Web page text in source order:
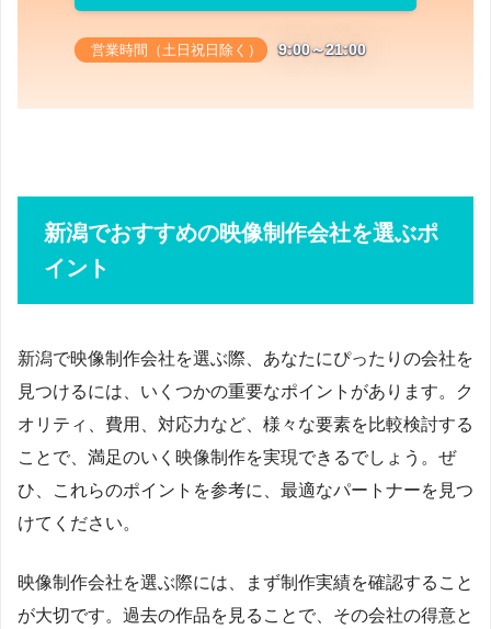
営業時間（土日祝日除く） 9:00～21:00
新潟でおすすめの映像制作会社を選ぶポ
イント
新潟で映像制作会社を選ぶ際、あなたにぴったりの会社を
見つけるには、いくつかの重要なポイントがあります。ク
オリティ、費用、対応力など、様々な要素を比較検討する
ことで、満足のいく映像制作を実現できるでしょう。ぜ
ひ、これらのポイントを参考に、最適なパートナーを見つ
けてください。
映像制作会社を選ぶ際には、まず制作実績を確認すること
が大切です。過去の作品を見ることで、その会社の得意と